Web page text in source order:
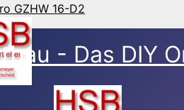
GZHW 16-D2
- Das DIY